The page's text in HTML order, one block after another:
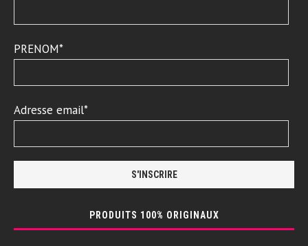
PRENOM*
Adresse email*
PRODUITS 100% ORIGINAUX